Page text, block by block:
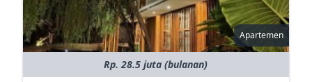
Apartemen
Rp. 28.5 juta (bulanan)